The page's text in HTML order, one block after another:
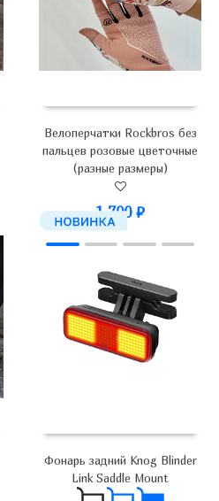
Велоперчатки Rockbros без
пальцев розовые цветочные
(разные размеры)
1 700₽
Фонарь задний Knog Blinder
Link Saddle Mount